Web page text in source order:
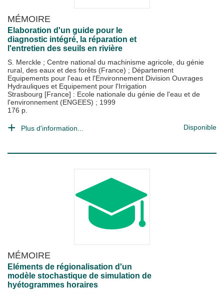
MÉMOIRE
Elaboration d'un guide pour le
diagnostic intégré, la réparation et
l'entretien des seuils en rivière
S. Merckle ; Centre national du machinisme agricole, du génie
rural, des eaux et des forêts (France) ; Département
Equipements pour l'eau et l'Environnement Division Ouvrages
Hydrauliques et Equipement pour l'Irrigation
Strasbourg [France] : Ecole nationale du génie de l'eau et de
l'environnement (ENGEES) ; 1999
176 p.
Plus d'information... Disponible
MÉMOIRE
Eléments de régionalisation d'un
modèle stochastique de simulation de
hyétogrammes horaires